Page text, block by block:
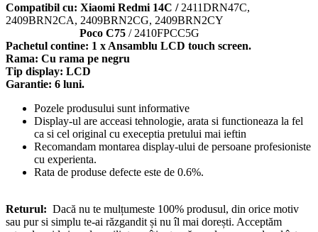
Compatibil cu: Xiaomi Redmi 14C /2411DRN47C,
2409BRN2CA, 2409BRN2CG, 2409BRN2CY
Poco C75 / 2410FPCC5G
Pachetul contine: 1 x Ansamblu LCD touch screen.
Rama: Cu rama pe negru
Tip display: LCD
Garantie: 6 luni.
Pozele produsului sunt informative
Display-ul are acceasi tehnologie, arata si functioneaza la fel
ca si cel original cu execeptia pretului mai ieftin
Recomandam montarea display-ului de persoane profesioniste
cu experienta.
Rata de produse defecte este de 0.6%.
Returul: Dacă nu te mulțumeste 100% produsul, din orice motiv
sau pur si simplu te-ai răzgandit și nu îl mai dorești. Acceptăm